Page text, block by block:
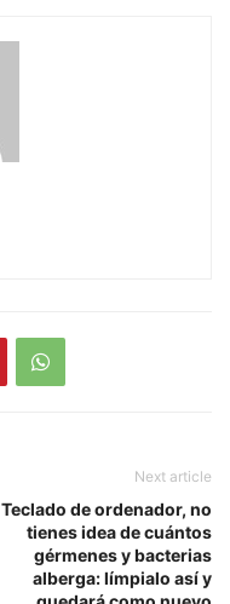
Next article
Teclado de ordenador, no
tienes idea de cuántos
gérmenes y bacterias
alberga: límpialo así y